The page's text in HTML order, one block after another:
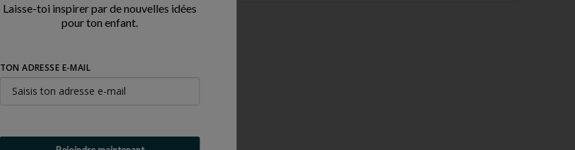
Le produit n'a pas d'avis
Laisse-toi inspirer par de nouvelles idées
pour ton enfant.
TON ADRESSE E-MAIL